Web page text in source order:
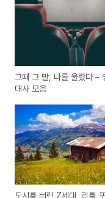
그때 그 말, 나를 울렸다 –
대사 모음
도시를 버린 Z세대, 리틀